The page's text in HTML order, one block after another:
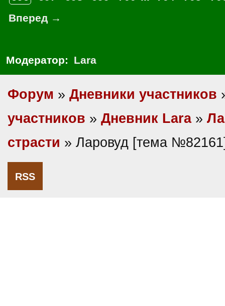
Вперед →
Модератор: Lara
Форум » Дневники участников
участников » Дневник Lara»
страсти » Ларовуд [тема
RSS